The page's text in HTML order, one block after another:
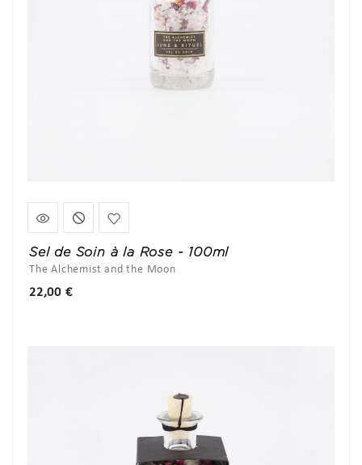
Sel de Soin à la Rose - 100ml
The Alchemist and the Moon
22,00 €